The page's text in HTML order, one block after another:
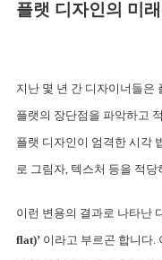
플랫 디자인의 미
지난 몇 년 간 디자이너들은
플랫의 장단점을 파악하고
플랫 디자인이 엄격한 시각
로 그림자, 텍스처 등을 적
이런 변용의 결과로 나타난
flat)’ 이라고 부르곤 합니다.